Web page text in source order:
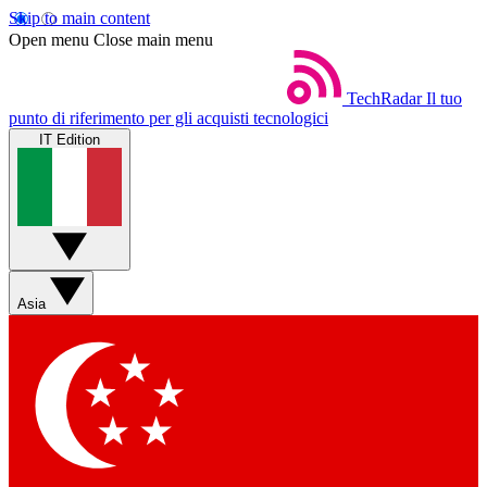
Skip to main content
Open menu Close main menu
TechRadar Il tuo
punto di riferimento per gli acquisti tecnologici
IT Edition
Asia